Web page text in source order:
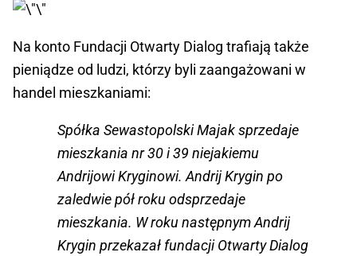
Na konto Fundacji Otwarty Dialog trafiają także
pieniądze od ludzi, którzy byli zaangażowani w
handel mieszkaniami:
Spółka Sewastopolski Majak sprzedaje
mieszkania nr 30 i 39 niejakiemu
Andrijowi Kryginowi. Andrij Krygin po
zaledwie pół roku odsprzedaje
mieszkania. W roku następnym Andrij
Krygin przekazał fundacji Otwarty Dialog